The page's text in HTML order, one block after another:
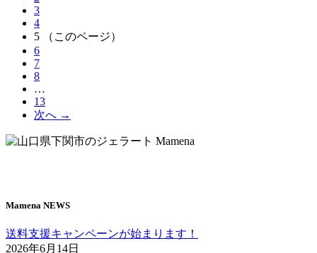
3
4
5
（このページ）
6
7
8
…
13
次へ →
Mamena NEWS
送料支援キャンペーンが始まります！
2026年6月14日